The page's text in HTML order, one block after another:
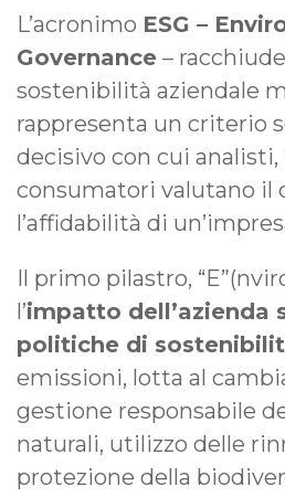
L’acronimo ESG –
Governance –
sostenibilità aziendale
rappresenta un criterio
decisivo con cui
consumatori valutano il
l’affidabilità di
Il primo pilastro,
l’impatto dell’azienda
politiche di
emissioni, lotta al
gestione responsabile
naturali, utilizzo delle
protezione della